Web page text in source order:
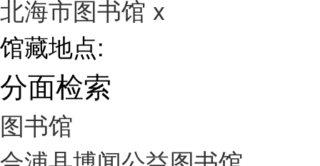
北海市图书馆 x
馆藏地点:
分面检索
图书馆